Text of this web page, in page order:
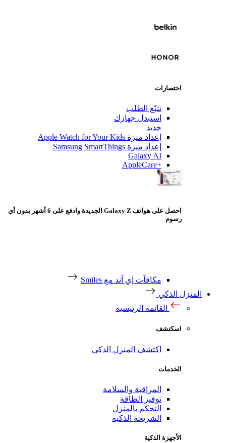
تتبّع الطلب
استبدل جهازك
إعداد ميزة Apple Watch for Your Kids
إعداد ميزة Samsung SmartThings
Galaxy AI
احصل على هواتف Galaxy Z الجديدة وادفع على 6 أشهر بدون أي
مكافآت إي آند مع Smiles
الذكي
القائمة الرئيسية
اسكتشف
اكتشف المنزل الذكي
المراقبة والسلامة
توفير الطاقة
التحكم بالمنزل
الشريحة الذكية
الأجهزة الذكية